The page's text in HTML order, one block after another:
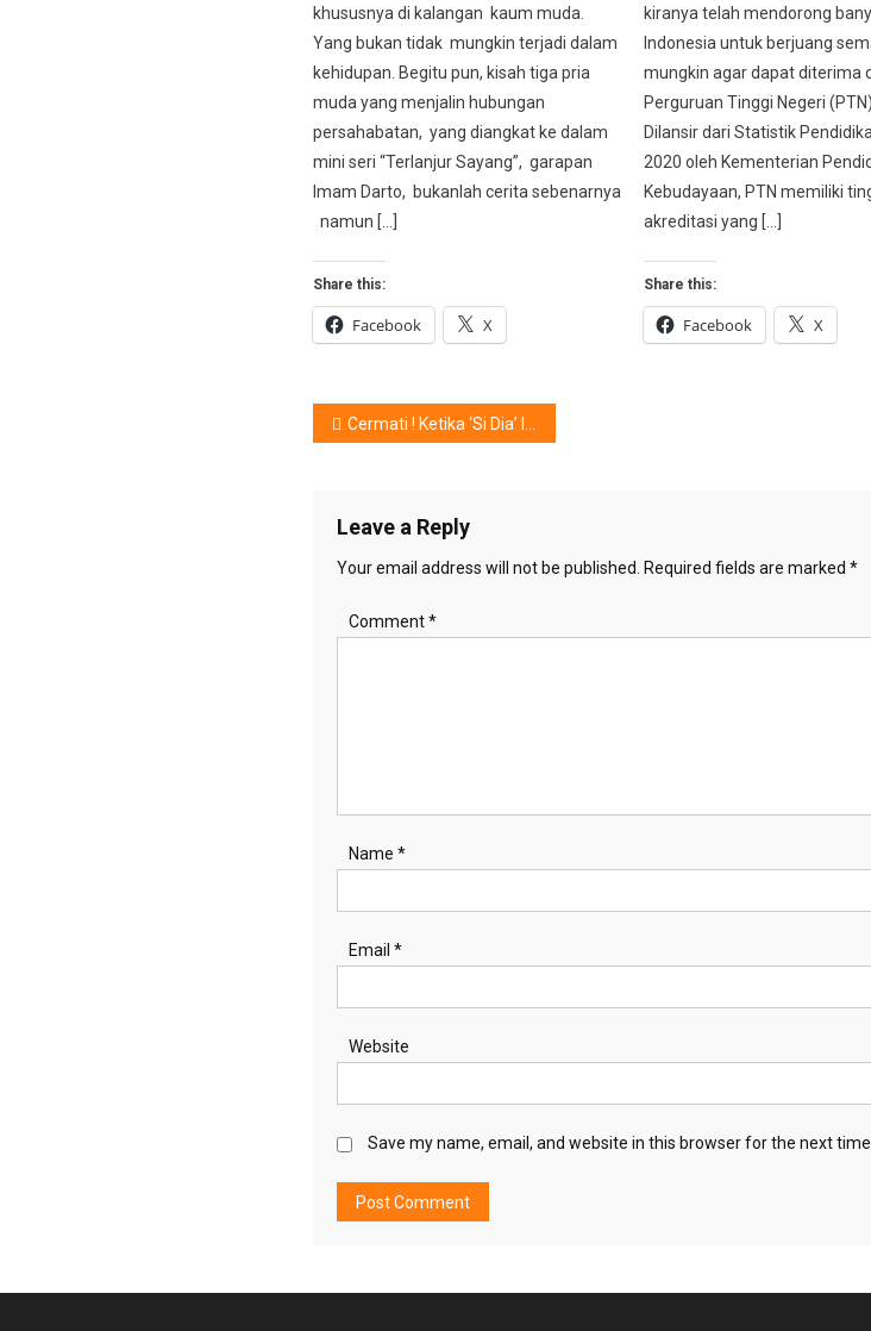
khususnya di kalangan kaum muda.
Yang bukan tidak mungkin terjadi dalam
kehidupan. Begitu pun, kisah tiga pria
muda yang menjalin hubungan
persahabatan, yang diangkat ke dalam
mini seri “Terlanjur Sayang”, garapan
Imam Darto, bukanlah cerita sebenarnya
namun […]
Share this:
Facebook X
kiranya telah mendorong
Indonesia untuk berjuang
mungkin agar dapat diterima
Perguruan Tinggi Negeri
Dilansir dari Statistik
2020 oleh Kementerian
Kebudayaan, PTN memiliki
akreditasi yang […]
Share this:
Facebook X
Post
Cermati ! Ketika ‘Si Dia’ Ingin Pujian Pria Lain
Leave a Reply
Your email address will not be published. Required fields are marked *
Comment*
Name *
Email *
Website
Save my name, email, and website in this browser for the next